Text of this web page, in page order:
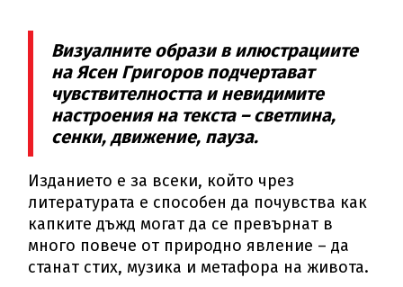
Визуалните образи в илюстрациите
на Ясен Григоров подчертават
чувствителността и невидимите
настроения на текста – светлина,
сенки, движение, пауза.
Изданието е за всеки, който чрез
литературата е способен да почувства как
капките дъжд могат да се превърнат в
много повече от природно явление – да
станат стих, музика и метафора на живота.